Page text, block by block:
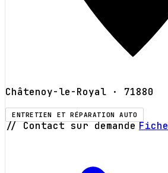
Châtenoy-le-Royal · 71880
ENTRETIEN ET RÉPARATION AUTO
// Contact sur demande Fiche